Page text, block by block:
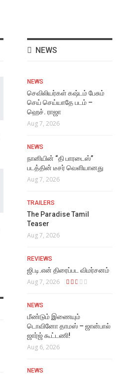
NEWS
NEWS
செவிலியர்கள் கஷ்டம் பேசும்
செய் செய்யாதே படம் –
ஹெச். ராஜா
Aug 7, 2026
NEWS
நானியின் “தி பாரடைஸ்”
படத்தின் டீசர் வெளியானது
Aug 7, 2026
TRAILERS
The Paradise Tamil
Teaser
Aug 7, 2026
REVIEWS
ஜி.டி.என் திரைப்பட விமர்சனம்
Aug 7, 2026
NEWS
மீண்டும் இணையும்
டொவினோ தாமஸ் – ஜான்பால்
ஜார்ஜ் கூட்டணி!
Aug 6, 2026
NEWS